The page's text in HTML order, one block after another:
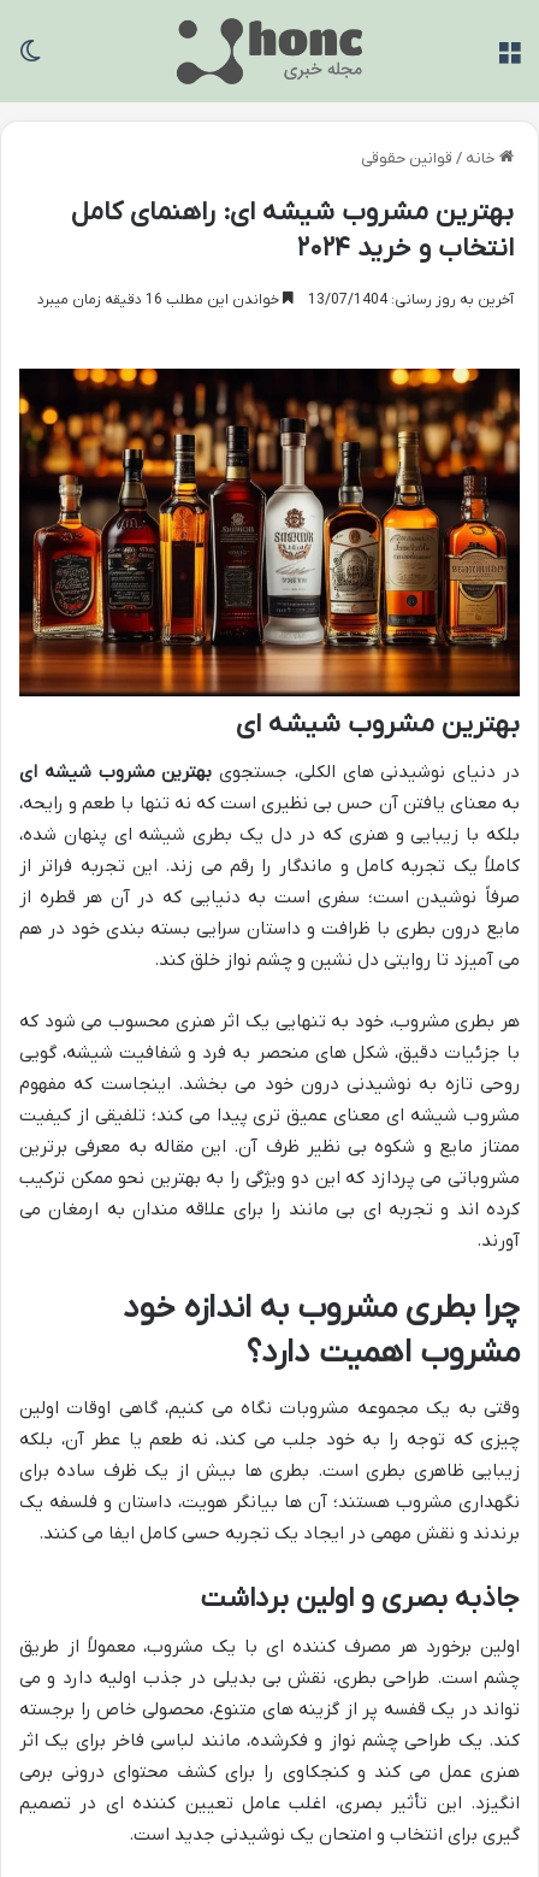
خانه / قوانین حقوقی
بهترین مشروب شیشه ای: راهنمای کامل
انتخاب و خرید ۲۰۲۴
آخرین به روز رسانی: 13/07/1404 خواندن این مطلب 16 دقیقه زمان میبرد
بهترین مشروب شیشه ای
در دنیای نوشیدنی های الکلی، جستجوی بهترین مشروب شیشه ای
به معنای یافتن آن حس بی نظیری است که نه تنها با طعم و رایحه،
بلکه با زیبایی و هنری که در دل یک بطری شیشه ای پنهان شده،
کاملاً یک تجربه کامل و ماندگار را رقم می زند. این تجربه فراتر از
صرفاً نوشیدن است؛ سفری است به دنیایی که در آن هر قطره از
مایع درون بطری با ظرافت و داستان سرایی بسته بندی خود در هم
می آمیزد تا روایتی دل نشین و چشم نواز خلق کند.
هر بطری مشروب، خود به تنهایی یک اثر هنری محسوب می شود که
با جزئیات دقیق، شکل های منحصر به فرد و شفافیت شیشه، گویی
روحی تازه به نوشیدنی درون خود می بخشد. اینجاست که مفهوم
مشروب شیشه ای معنای عمیق تری پیدا می کند؛ تلفیقی از کیفیت
ممتاز مایع و شکوه بی نظیر ظرف آن. این مقاله به معرفی برترین
مشروباتی می پردازد که این دو ویژگی را به بهترین نحو ممکن ترکیب
کرده اند و تجربه ای بی مانند را برای علاقه مندان به ارمغان می
آورند.
چرا بطری مشروب به اندازه خود
مشروب اهمیت دارد؟
وقتی به یک مجموعه مشروبات نگاه می کنیم، گاهی اوقات اولین
چیزی که توجه را به خود جلب می کند، نه طعم یا عطر آن، بلکه
زیبایی ظاهری بطری است. بطری ها بیش از یک ظرف ساده برای
نگهداری مشروب هستند؛ آن ها بیانگر هویت، داستان و فلسفه یک
برندند و نقش مهمی در ایجاد یک تجربه حسی کامل ایفا می کنند.
جاذبه بصری و اولین برداشت
اولین برخورد هر مصرف کننده ای با یک مشروب، معمولاً از طریق
چشم است. طراحی بطری، نقش بی بدیلی در جذب اولیه دارد و می
تواند در یک قفسه پر از گزینه های متنوع، محصولی خاص را برجسته
کند. یک طراحی چشم نواز و فکرشده، مانند لباسی فاخر برای یک اثر
هنری عمل می کند و کنجکاوی را برای کشف محتوای درونی برمی
انگیزد. این تأثیر بصری، اغلب عامل تعیین کننده ای در تصمیم
گیری برای انتخاب و امتحان یک نوشیدنی جدید است.